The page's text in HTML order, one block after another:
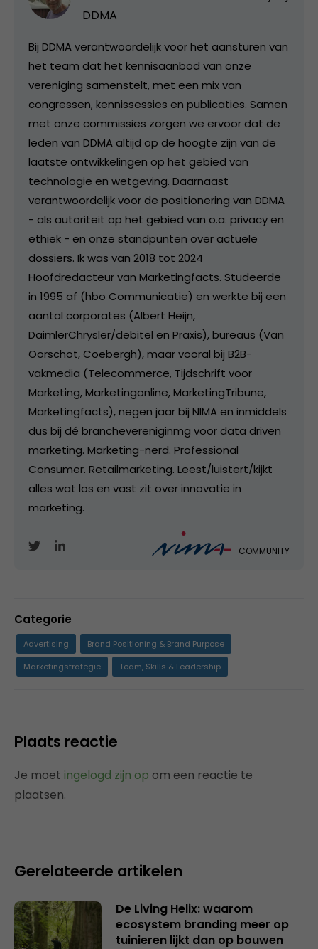
DDMA
Bij DDMA verantwoordelijk voor het aansturen van
het team dat het kennisaanbod van onze
vereniging samenstelt, met een mix van
congressen, kennissessies en publicaties. Samen
met onze commissies zorgen we ervoor dat de
leden van DDMA altijd op de hoogte zijn van de
laatste ontwikkelingen op het gebied van
technologie en wetgeving. Daarnaast
verantwoordelijk voor de positionering van DDMA
- als autoriteit op het gebied van o.a. privacy en
ethiek - en onze standpunten over actuele
dossiers. Ik was van 2018 tot 2024
Hoofdredacteur van Marketingfacts. Studeerde
in 1995 af (hbo Communicatie) en werkte bij een
aantal corporates (Albert Heijn,
DaimlerChrysler/debitel en Praxis), bureaus (Van
Oorschot, Coebergh), maar vooral bij B2B-
vakmedia (Telecommerce, Tijdschrift voor
Marketing, Marketingonline, MarketingTribune,
Marketingfacts), negen jaar bij NIMA en inmiddels
dus bij dé branchevereniginmg voor data driven
marketing. Marketing-nerd. Professional
Consumer. Retailmarketing. Leest/luistert/kijkt
alles wat los en vast zit over innovatie in
marketing.
COMMUNITY
Categorie
Advertising
Brand Positioning & Brand Purpose
Marketingstrategie
Team, Skills & Leadership
Plaats reactie
Je moet ingelogd zijn op om een reactie te
plaatsen.
Gerelateerde artikelen
De Living Helix: waarom
ecosystem branding meer op
tuinieren lijkt dan op bouwen